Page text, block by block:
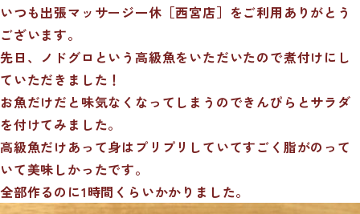
いつも出張マッサージ一休［西宮店］をご利用ありがとう
ございます。
先日、ノドグロという高級魚をいただいたので煮付けにし
ていただきました！
お魚だけだと味気なくなってしまうのできんぴらとサラダ
を付けてみました。
高級魚だけあって身はプリプリしていてすごく脂がのって
いて美味しかったです。
全部作るのに1時間くらいかかりました。